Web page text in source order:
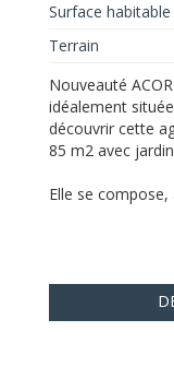
Surface habitable
Terrain
Nouveauté
idéalement
découvrir cette
85 m2 avec
Elle se compose,